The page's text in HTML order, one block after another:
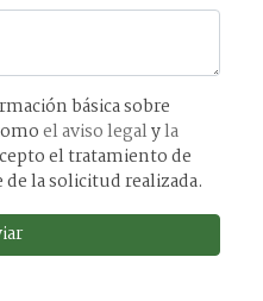
asi comoel aviso legalyla
el tratamiento de
la solicitud realizada.